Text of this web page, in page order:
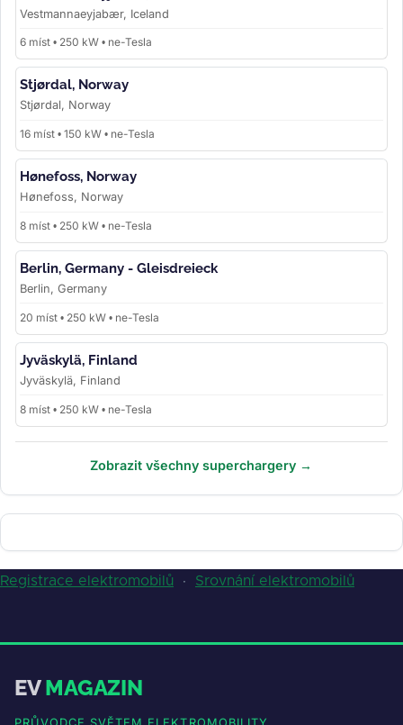
Vestmannaeyjabær, Iceland
6 míst • 250 kW • ne-Tesla
Stjørdal, Norway
Stjørdal, Norway
16 míst • 150 kW • ne-Tesla
Hønefoss, Norway
Hønefoss, Norway
8 míst • 250 kW • ne-Tesla
Berlin, Germany - Gleisdreieck
Berlin, Germany
20 míst • 250 kW • ne-Tesla
Jyväskylä, Finland
Jyväskylä, Finland
8 míst • 250 kW • ne-Tesla
Zobrazit všechny superchargery →
Registrace elektromobilů · Srovnání elektromobilů
EVMAGAZIN